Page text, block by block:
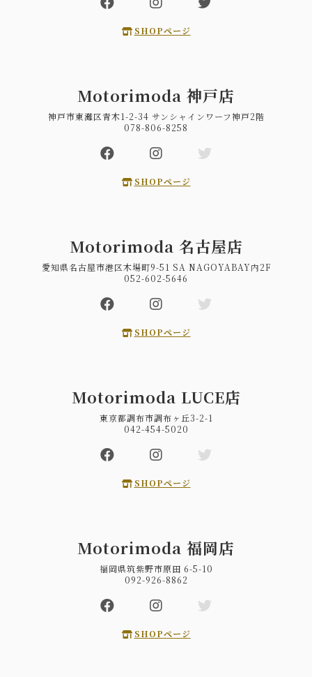
SHOPページ
Motorimoda 神戸店
神戸市東灘区青木1-2-34 サンシャインワーフ神戸2階
078-806-8258
SHOPページ
Motorimoda 名古屋店
愛知県名古屋市港区木場町9-51 SA NAGOYABAY内2F
052-602-5646
SHOPページ
Motorimoda LUCE店
東京都調布市調布ヶ丘3-2-1
042-454-5020
SHOPページ
Motorimoda 福岡店
福岡県筑紫野市原田 6-5-10
092-926-8862
SHOPページ